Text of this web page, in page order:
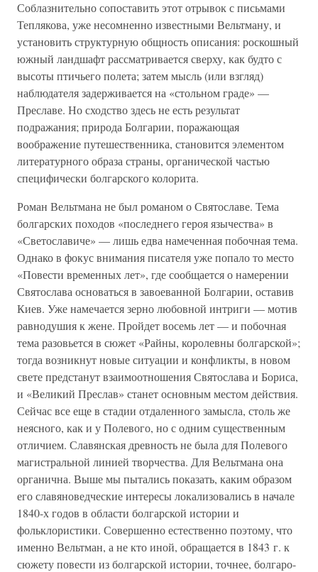
Соблазнительно сопоставить этот отрывок с письмами
Теплякова, уже несомненно известными Вельтману, и
установить структурную общность описания: роскошный
южный ландшафт рассматривается сверху, как будто с
высоты птичьего полета; затем мысль (или взгляд)
наблюдателя задерживается на «стольном граде» —
Преславе. Но сходство здесь не есть результат
подражания; природа Болгарии, поражающая
воображение путешественника, становится элементом
литературного образа страны, органической частью
специфически болгарского колорита.
Роман Вельтмана не был романом о Святославе. Тема
болгарских походов «последнего героя язычества» в
«Светославиче» — лишь едва намеченная побочная тема.
Однако в фокус внимания писателя уже попало то место
«Повести временных лет», где сообщается о намерении
Святослава основаться в завоеванной Болгарии, оставив
Киев. Уже намечается зерно любовной интриги — мотив
равнодушия к жене. Пройдет восемь лет — и побочная
тема разовьется в сюжет «Райны, королевны болгарской»;
тогда возникнут новые ситуации и конфликты, в новом
свете предстанут взаимоотношения Святослава и Бориса,
и «Великий Преслав» станет основным местом действия.
Сейчас все еще в стадии отдаленного замысла, столь же
неясного, как и у Полевого, но с одним существенным
отличием. Славянская древность не была для Полевого
магистральной линией творчества. Для Вельтмана она
органична. Выше мы пытались показать, каким образом
его славяноведческие интересы локализовались в начале
1840-х годов в области болгарской истории и
фольклористики. Совершенно естественно поэтому, что
именно Вельтман, а не кто иной, обращается в 1843 г. к
сюжету повести из болгарской истории, точнее, болгаро-